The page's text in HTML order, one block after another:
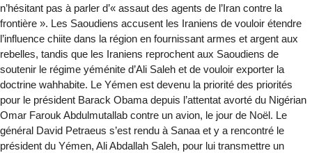
n’hésitant pas à parler d’« assaut des agents de l’Iran contre la
frontière ». Les Saoudiens accusent les Iraniens de vouloir étendre
l’influence chiite dans la région en fournissant armes et argent aux
rebelles, tandis que les Iraniens reprochent aux Saoudiens de
soutenir le régime yéménite d’Ali Saleh et de vouloir exporter la
doctrine wahhabite. Le Yémen est devenu la priorité des priorités
pour le président Barack Obama depuis l’attentat avorté du Nigérian
Omar Farouk Abdulmutallab contre un avion, le jour de Noël. Le
général David Petraeus s’est rendu à Sanaa et y a rencontré le
président du Yémen, Ali Abdallah Saleh, pour lui transmettre un